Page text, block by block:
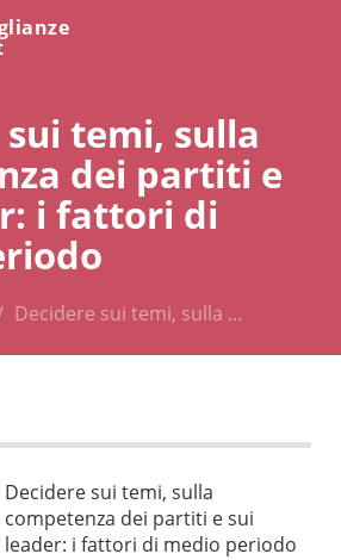
temi, sulla
dei partiti e
i fattori di
Decidere sui temi, sulla …
Decidere sui temi, sulla
competenza dei partiti e sui
leader: i fattori di medio periodo